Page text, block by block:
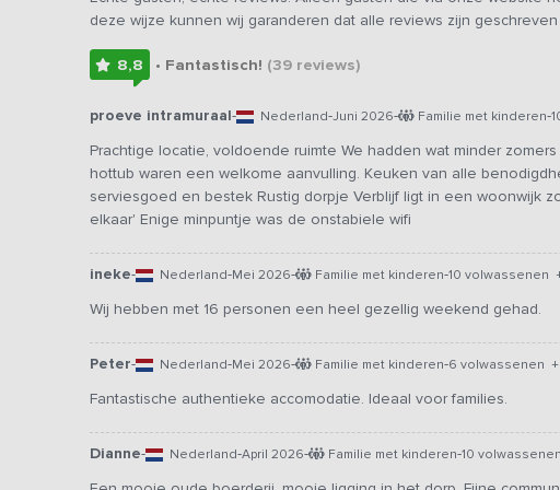
deze wijze kunnen wij garanderen dat alle reviews zijn
8,8 • Fantastisch! (39reviews)
proeve intramuraal- Nederland-Juni 2026- Familie met kinderen-
Prachtige locatie, voldoende ruimte We hadden wat minder
hottub waren een welkome aanvulling. Keuken van alle
serviesgoed en bestek Rustig dorpje Verblijf ligt in een woonwijk
elkaar' Enige minpuntje was de onstabiele wifi
ineke- Nederland-Mei 2026- Familie met kinderen-10 volwassenen
Wij hebben met 16 personen een heel gezellig weekend gehad.
Peter- Nederland-Mei 2026- Familie met kinderen-6 volwassenen
Fantastische authentieke accomodatie. Ideaal voor families.
Dianne- Nederland-April 2026- Familie met kinderen-10